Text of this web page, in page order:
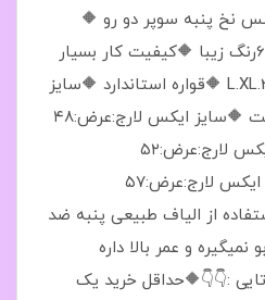
6تایی 🔶️جنس نخ پنبه سوپر دو رو 🔶
رنگهای زیادی داره هر پک 6رنگ زیبا 🔶کیفیت کار بسیار
بالا 🔶سایز بندی :L.XL.2XL.3XL 🔶️قواره استاندارد 🔶️سایز
لارج:عرض :۴۵ طول :۷۱سانت 🔶️سایز ایکس لارج:عرض:۴۸
طول:۷۵سانت 🔶️سایزدو ایکس لارج:عرض:۵۲
طول:۷۸سانت 🔶️سایز سه ایکس لارج:عرض:۵۷
استفاده از الیاف طبیعی پنبه ضد
و عمر بالا داره
🔶️🔶️سایز2XLقیمت پک۶ تایی :👇👇🔶حداقل خرید یک